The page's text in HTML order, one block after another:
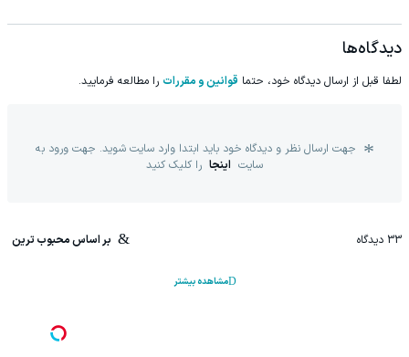
دیدگاه‌ها
لطفا قبل از ارسال دیدگاه خود، حتما قوانین و مقررات را مطالعه فرمایید.
جهت ارسال نظر و دیدگاه خود باید ابتدا وارد سایت شوید. جهت ورود به
سایت اینجا را کلیک کنید
33 دیدگاه بر اساس محبوب ترین
مشاهده بیشتر